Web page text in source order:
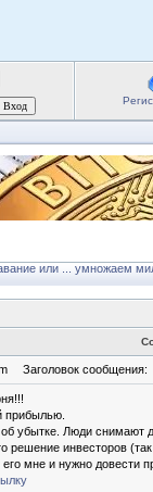
или ... умножаем
Заголовок сообщения:
прибылью.
убытке. Люди снимают
решение инвесторов
мне и нужно довести